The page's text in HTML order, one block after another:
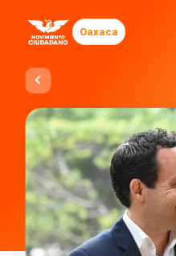
Oaxaca